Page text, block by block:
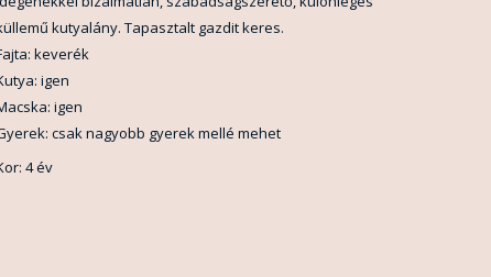
kutyalány. Tapasztalt gazdit keres.
keverék
igen
igen
csak nagyobb gyerek mellé mehet
4 év